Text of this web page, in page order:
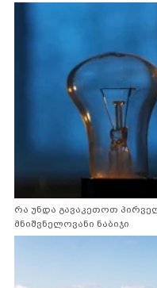
რა უნდა გავაკეთოთ
მნიშვნელოვანი ნაბიჯი